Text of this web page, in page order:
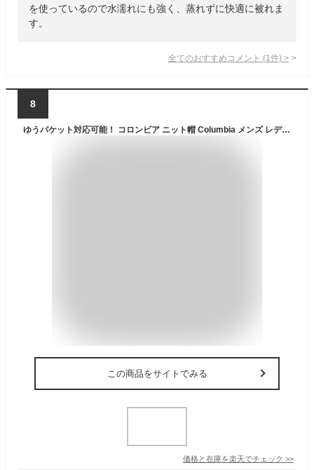
を使っているので水濡れにも強く、蒸れずに快適に被れま
す。
全てのおすすめコメント (1 件) >
8
ゆうパケット対応可能！ コロンビア ニット帽 Columbia メンズ レディース スプリットレンジ ニットキャップ 定番 防寒 ビーニー 帽子 無地 リブ 折り返し アウトドア ストリート 登山 スノーボード スノボ スキー PU5657
この商品をサイトでみる
価格と在庫を楽天でチェック >>